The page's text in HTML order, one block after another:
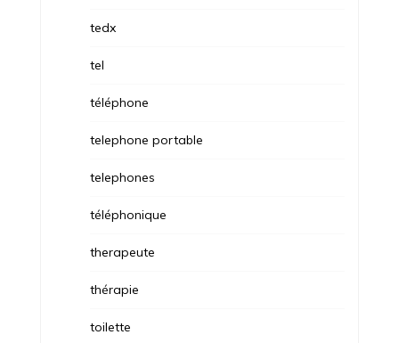
tedx
tel
téléphone
telephone portable
telephones
téléphonique
therapeute
thérapie
toilette